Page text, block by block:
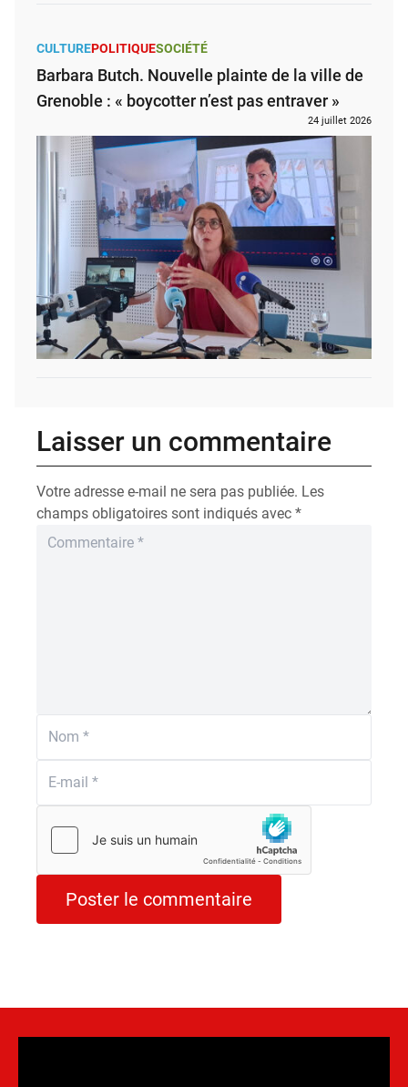
CULTUREPOLITIQUESOCIÉTÉ
Barbara Butch. Nouvelle plainte de la ville de
Grenoble : « boycotter n’est pas entraver »
24 juillet 2026
Laisser un commentaire
Votre adresse e-mail ne sera pas publiée. Les
champs obligatoires sont indiqués avec *